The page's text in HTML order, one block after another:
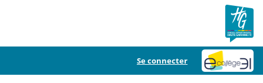
Se connecter